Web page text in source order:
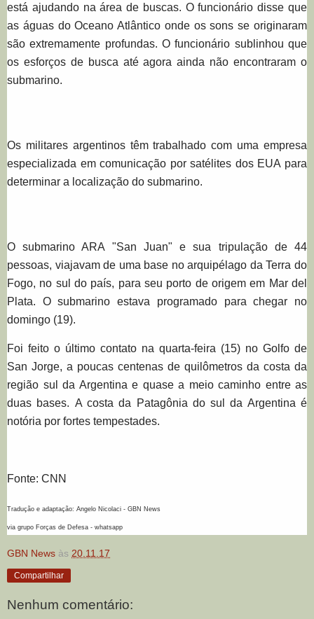
está ajudando na área de buscas. O funcionário disse que
as águas do Oceano Atlântico onde os sons se originaram
são extremamente profundas. O funcionário sublinhou que
os esforços de busca até agora ainda não encontraram o
submarino.
Os militares argentinos têm trabalhado com uma empresa
especializada em comunicação por satélites dos EUA para
determinar a localização do submarino.
O submarino ARA "San Juan" e sua tripulação de 44
pessoas, viajavam de uma base no arquipélago da Terra do
Fogo, no sul do país, para seu porto de origem em Mar del
Plata. O submarino estava programado para chegar no
domingo (19).
Foi feito o último contato na quarta-feira (15) no Golfo de
San Jorge, a poucas centenas de quilômetros da costa da
região sul da Argentina e quase a meio caminho entre as
duas bases. A costa da Patagônia do sul da Argentina é
notória por fortes tempestades.
Fonte: CNN
Tradução e adaptação: Angelo Nicolaci - GBN News
via grupo Forças de Defesa - whatsapp
GBN News às 20.11.17
Compartilhar
Nenhum comentário: